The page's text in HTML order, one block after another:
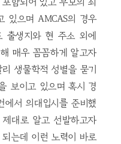
있으며 AMCAS의 경우
출생지와 현 주소 외에
매우 꼼꼼하게 알고자
생물학적 성별을 묻기
보이고 있으며 혹시 경
에서 의대입시를 준비했
대로 알고 선발하고자
는데 이런 노력이 바로